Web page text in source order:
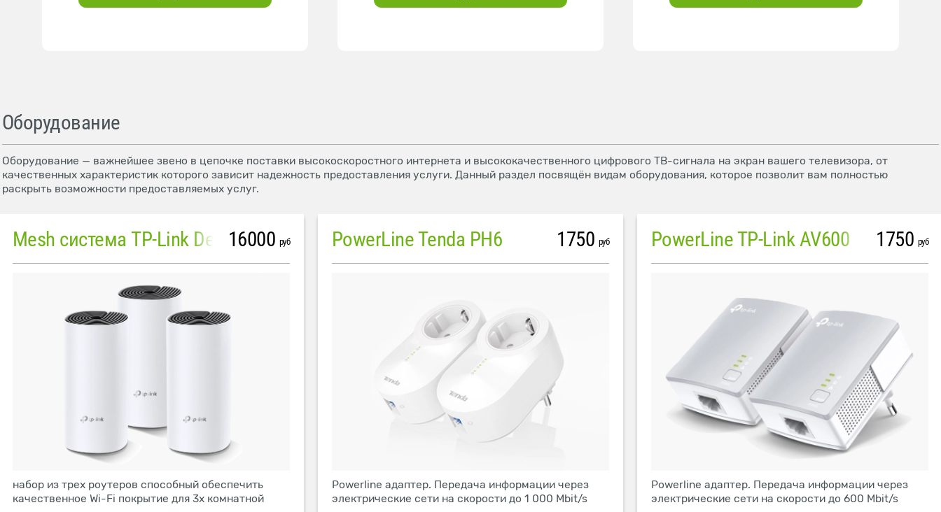
Оборудование
Оборудование — важнейшее звено в цепочке поставки высокоскоростного интернета и высококачественного цифрового ТВ-сигнала на экран вашего телевизора, от
качественных характеристик которого зависит надежность предоставления услуги. Данный раздел посвящён видам оборудования, которое позволит вам полностью
раскрыть возможности предоставляемых услуг.
Mesh система TP-Link Deco M4 (3 устройства)
16000 руб
набор из трех роутеров способный обеспечить
качественное Wi-Fi покрытие для 3х комнатной
PowerLine Tenda PH6 1750 руб
Powerline адаптер. Передача информации через
электрические сети на скорости до 1 000 Mbit/s
PowerLine TP-Link AV600 1750 руб
Powerline адаптер. Передача информации через
электрические сети на скорости до 600 Mbit/s